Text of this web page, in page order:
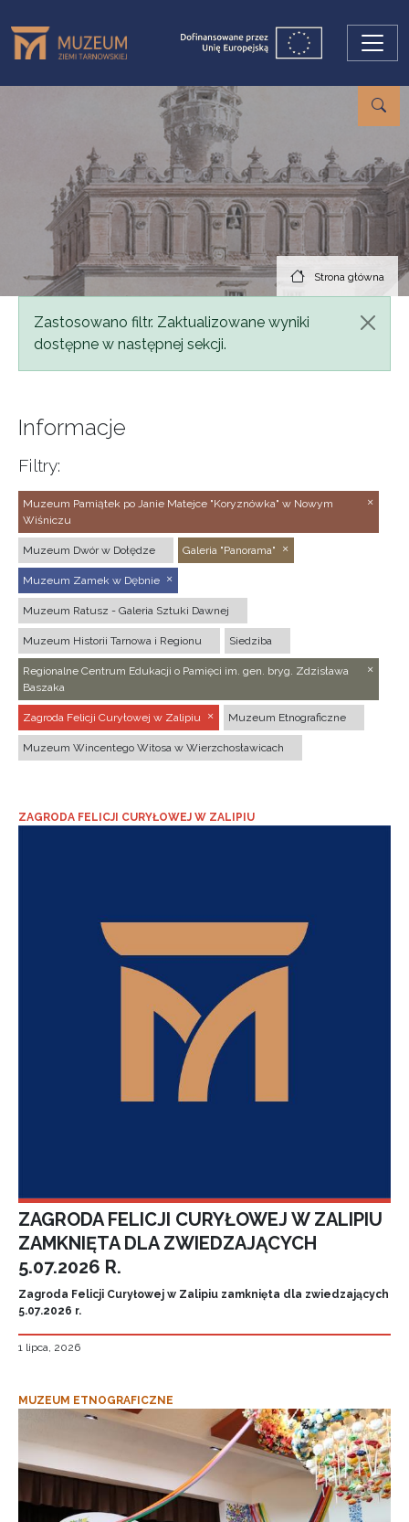
Strona główna
Komunikat
Zastosowano filtr. Zaktualizowane wyniki
dostępne w następnej sekcji.
Informacje
Filtry:
Muzeum Pamiątek po Janie Matejce "Koryznówka" w Nowym
Wiśniczu
Muzeum Dwór w Dołędze Galeria "Panorama"
Muzeum Zamek w Dębnie
Muzeum Ratusz - Galeria Sztuki Dawnej
Muzeum Historii Tarnowa i Regionu Siedziba
Regionalne Centrum Edukacji o Pamięci im. gen. bryg. Zdzisława
Baszaka
Zagroda Felicji Curyłowej w Zalipiu Muzeum Etnograficzne
Muzeum Wincentego Witosa w Wierzchosławicach
ZAGRODA FELICJI CURYŁOWEJ W ZALIPIU
ZAGRODA FELICJI CURYŁOWEJ W ZALIPIU
ZAMKNIĘTA DLA ZWIEDZAJĄCYCH
5.07.2026 R.
Zagroda Felicji Curyłowej w Zalipiu zamknięta dla zwiedzających
5.07.2026 r.
1 lipca, 2026
MUZEUM ETNOGRAFICZNE